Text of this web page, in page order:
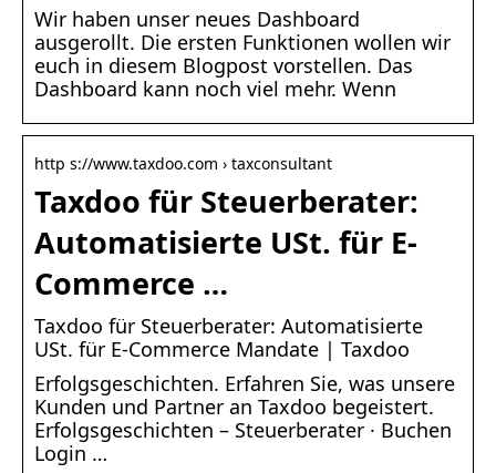
Wir haben unser neues Dashboard
ausgerollt. Die ersten Funktionen wollen wir
euch in diesem Blogpost vorstellen. Das
Dashboard kann noch viel mehr. Wenn
http s://www.taxdoo.com › taxconsultant
Taxdoo für Steuerberater:
Automatisierte USt. für E-
Commerce …
Taxdoo für Steuerberater: Automatisierte
USt. für E-Commerce Mandate | Taxdoo
Erfolgsgeschichten. Erfahren Sie, was unsere
Kunden und Partner an Taxdoo begeistert.
Erfolgsgeschichten – Steuerberater · Buchen
Login …